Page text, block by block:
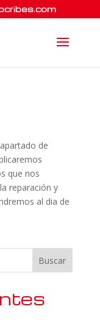
de
que nos
reparación y
al dia de
Buscar